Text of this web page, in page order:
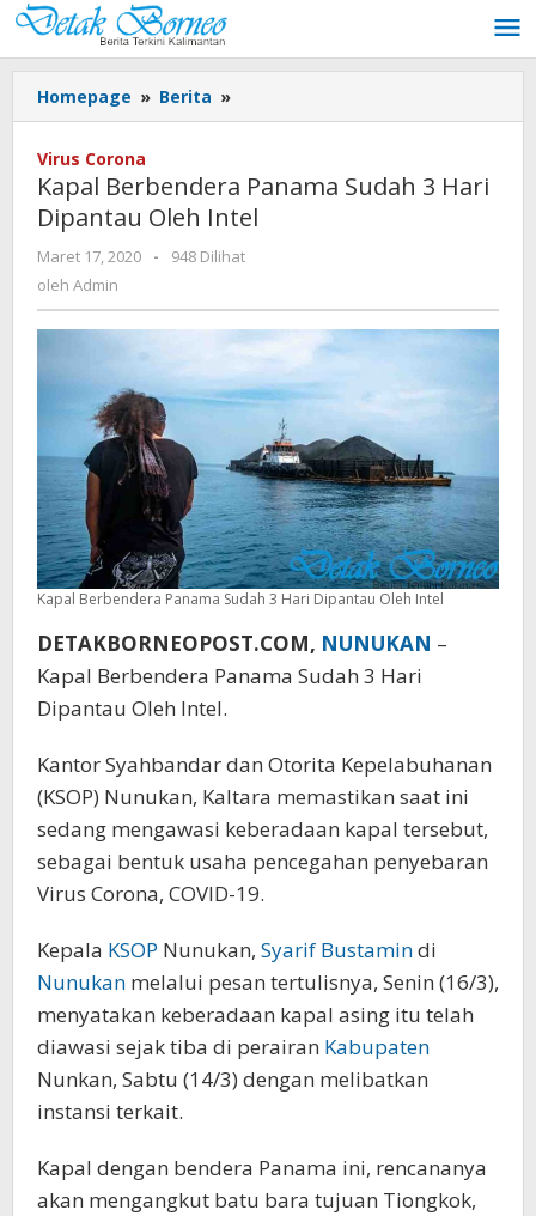
Lewati
konten
Homepage » Berita »
Berbendera
3
Hari
Dipantau
Virus Corona
Kapal Berbendera Panama Sudah 3 Hari
Dipantau Oleh Intel
Maret 17, 2020
oleh
-
948 Dilihat
oleh Admin
Kapal Berbendera Panama Sudah 3 Hari Dipantau Oleh Intel
DETAKBORNEOPOST.COM, NUNUKAN –
Kapal Berbendera Panama Sudah 3 Hari
Dipantau Oleh Intel.
Kantor Syahbandar dan Otorita Kepelabuhanan
(KSOP) Nunukan, Kaltara memastikan saat ini
sedang mengawasi keberadaan kapal tersebut,
sebagai bentuk usaha pencegahan penyebaran
Virus Corona, COVID-19.
Kepala KSOP Nunukan, Syarif Bustamindi
Nunukan melalui pesan tertulisnya, Senin (16/3),
menyatakan keberadaan kapal asing itu telah
diawasi sejak tiba di perairan Kabupaten
Nunkan, Sabtu (14/3) dengan melibatkan
instansi terkait.
Kapal dengan bendera Panama ini, rencananya
akan mengangkut batu bara tujuan Tiongkok,